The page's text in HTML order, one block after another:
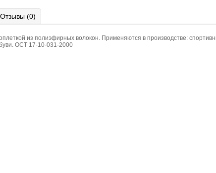
Отзывы (0)
из полиэфирных волокон. Применяются в производстве:
ОСТ 17-10-031-2000